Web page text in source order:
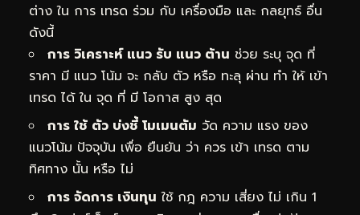
ต่าง ใน การ เทรด ร่วม กับ เครื่องมือ และ กลยุทธ์ อื่น
ดังนี้
การ วิเคราะห์ แนว รับ แนว ต้าน ช่วย ระบุ จุด ที่
ราคา มี แนว โน้ม จะ กลับ ตัว หรือ ทะลุ ผ่าน ทำ ให้ เข้า
เทรด ได้ ใน จุด ที่ มี โอกาส สูง สุด
การ ใช้ ตัว บ่งชี้ โมเมนตัม วัด ความ แรง ของ
แนวโน้ม ปัจจุบัน เพื่อ ยืนยัน ว่า ควร เข้า เทรด ตาม
ทิศทาง นั้น หรือ ไม่
การ จัดการ เงินทุน ใช้ กฎ ความ เสี่ยง ไม่ เกิน 1